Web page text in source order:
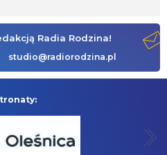
Radia Rodzina!
studio@radiorodzina.pl